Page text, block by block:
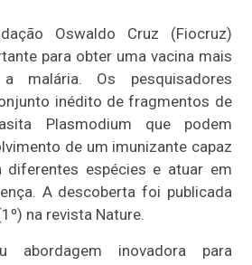
Oswaldo Cruz (Fiocruz)
para obter uma vacina mais
malária. Os pesquisadores
inédito de fragmentos de
Plasmodium que podem
de um imunizante capaz
diferentes espécies e atuar em
A descoberta foi publicada
na revista Nature.
abordagem inovadora para